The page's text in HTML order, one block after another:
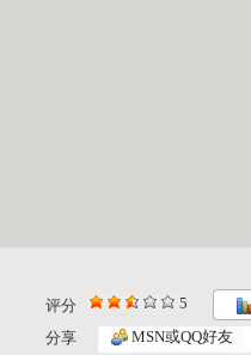
评分 5
分享
MSN或QQ好友